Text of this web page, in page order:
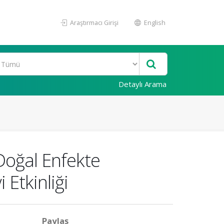
Araştırmacı Girişi English
Detaylı Arama
Enfekte
Etkinliği
Paylaş